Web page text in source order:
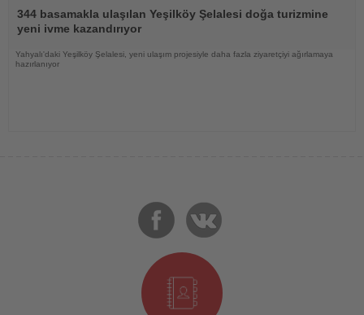
Oku
344 basamakla ulaşılan Yeşilköy Şelalesi doğa turizmine
yeni ivme kazandırıyor
Yahyalı'daki Yeşilköy Şelalesi, yeni ulaşım projesiyle daha fazla ziyaretçiyi ağırlamaya
hazırlanıyor